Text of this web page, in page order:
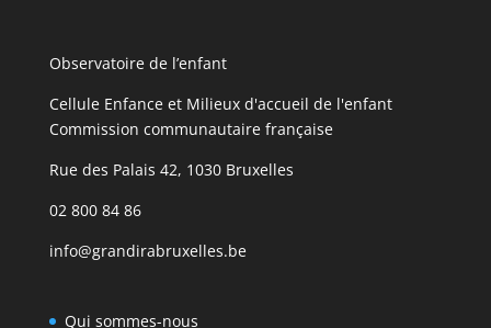
Observatoire de l’enfant
Cellule Enfance et Milieux d'accueil de l'enfant
Commission communautaire française
Rue des Palais 42, 1030 Bruxelles
02 800 84 86
info@grandirabruxelles.be
Qui sommes-nous